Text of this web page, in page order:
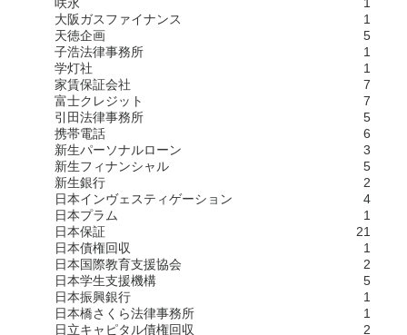
大阪ガスファイナンス
1
天徳企画
5
子浩法律事務所
1
学灯社
1
家賃保証会社
7
富士クレジット
7
引田法律事務所
5
携帯電話
6
新生パーソナルローン
3
新生フィナンシャル
5
新生銀行
2
日本インヴェスティゲーション
4
日本プラム
1
日本保証
21
日本債権回収
1
日本国際教育支援協会
2
日本学生支援機構
5
日本振興銀行
1
日本橋さくら法律事務所
1
日立キャピタル債権回収
2